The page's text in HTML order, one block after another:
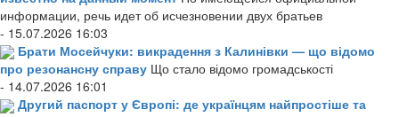
информации, речь идет об исчезновении двух братьев
- 15.07.2026 16:03
Брати Мосейчуки: викрадення з Калинівки — що відомо
про резонансну справу Що стало відомо громадськості
- 14.07.2026 16:01
Другий паспорт у Європі: де українцям найпростіше та